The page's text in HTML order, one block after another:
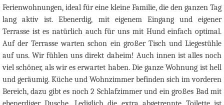
Ferienwohnungen, ideal für eine kleine Familie, die den ganzen Tag
lang aktiv ist. Ebenerdig, mit eigenem Eingang und eigener
Terrasse ist es natürlich auch für uns mit Hund einfach optimal.
Auf der Terrasse warten schon ein großer Tisch und Liegestühle
auf uns. Wir fühlen uns direkt daheim! Auch innen ist alles noch
viel schöner, als wir es erwartet haben. Die ganze Wohnung ist hell
und geräumig. Küche und Wohnzimmer befinden sich im vorderen
Bereich, dazu gibt es noch 2 Schlafzimmer und ein großes Bad mit